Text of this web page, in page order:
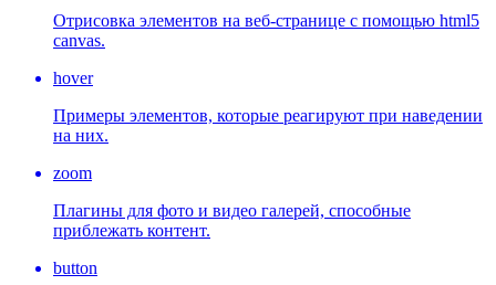
Отрисовка элементов на веб-странице с помощью html5
canvas.
hover
Примеры элементов, которые реагируют при наведении
на них.
zoom
Плагины для фото и видео галерей, способные
приблежать контент.
button